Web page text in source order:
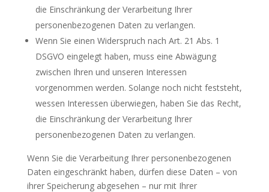
die Einschränkung der Verarbeitung Ihrer
personenbezogenen Daten zu verlangen.
Wenn Sie einen Widerspruch nach Art. 21 Abs. 1
DSGVO eingelegt haben, muss eine Abwägung
zwischen Ihren und unseren Interessen
vorgenommen werden. Solange noch nicht feststeht,
wessen Interessen überwiegen, haben Sie das Recht,
die Einschränkung der Verarbeitung Ihrer
personenbezogenen Daten zu verlangen.
Wenn Sie die Verarbeitung Ihrer personenbezogenen
Daten eingeschränkt haben, dürfen diese Daten – von
ihrer Speicherung abgesehen – nur mit Ihrer